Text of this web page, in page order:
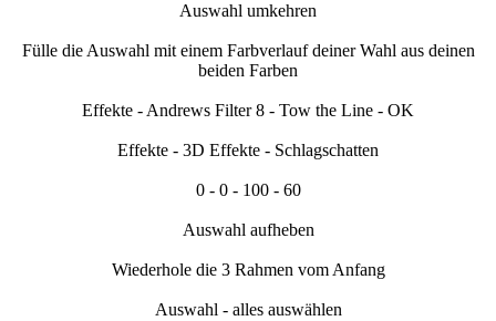
Auswahl umkehren
Fülle die Auswahl mit einem Farbverlauf deiner Wahl aus deinen
beiden Farben
Effekte - Andrews Filter 8 - Tow the Line - OK
Effekte - 3D Effekte - Schlagschatten
0 - 0 - 100 - 60
Auswahl aufheben
Wiederhole die 3 Rahmen vom Anfang
Auswahl - alles auswählen